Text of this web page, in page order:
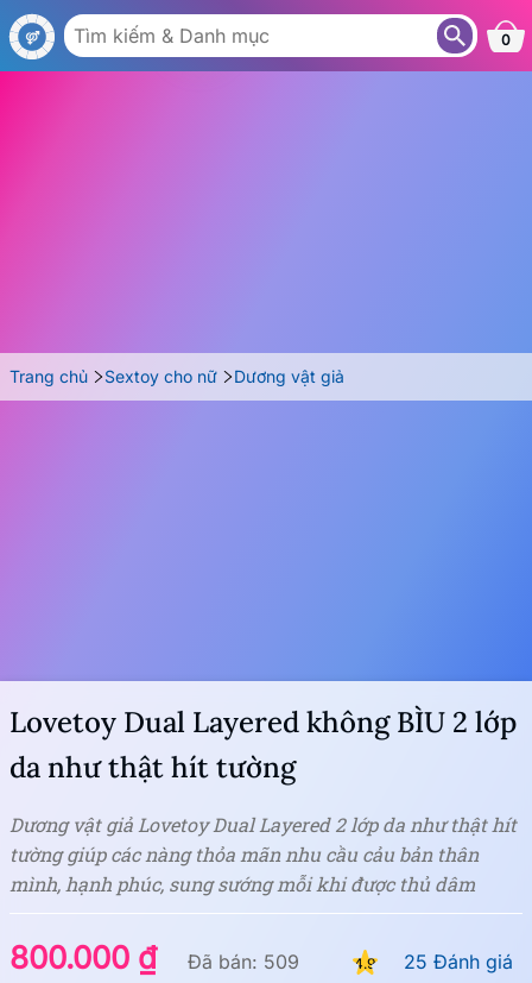
0
Trang chủ Sextoy cho nữ Dương vật giả
800.000 ₫ Đã bán: 509 4.9 25 Đánh giá
Lovetoy Dual Layered không BÌU 2 lớp
da như thật hít tường
Dương vật giả Lovetoy Dual Layered 2 lớp da như thật hít
tường giúp các nàng thỏa mãn nhu cầu cảu bản thân
mình, hạnh phúc, sung sướng mỗi khi được thủ dâm